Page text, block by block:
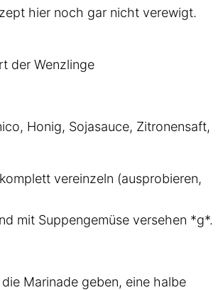
hier noch gar nicht verewigt.
der Wenzlinge
Honig, Sojasauce, Zitronensaft,
vereinzeln (ausprobieren,
mit Suppengemüse versehen *g*.
Marinade geben, eine halbe